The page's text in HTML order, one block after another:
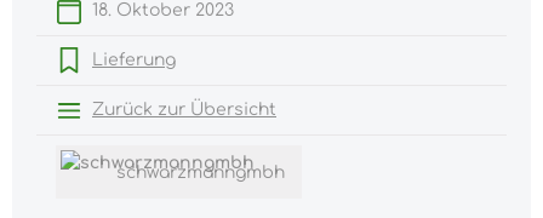
18. Oktober 2023
Lieferung
Zurück zur Übersicht
schwarzmanngmbh